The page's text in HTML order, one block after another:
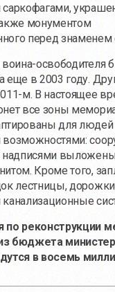
монументом
перед знаменем
воина-освободителя
еще в 2003 году.
м. В настоящее
все зоны
для людей
возможностями:
надписями
Кроме того,
лестницы,
по реконструкции
бюджета
в восемь